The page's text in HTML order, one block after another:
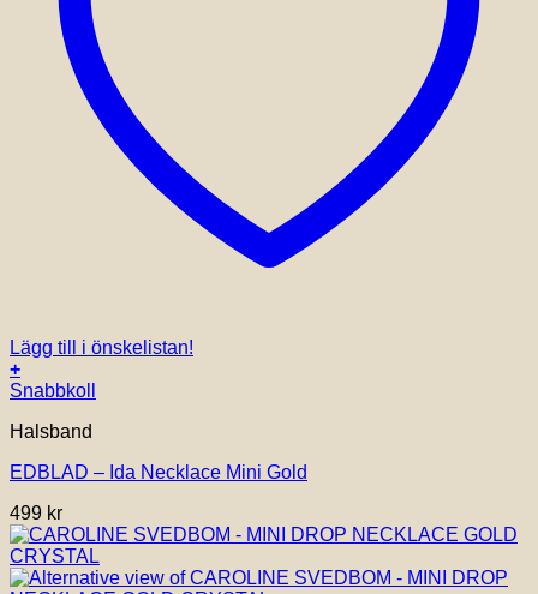
Lägg till i önskelistan!
+
Snabbkoll
Halsband
EDBLAD – Ida Necklace Mini Gold
499 kr